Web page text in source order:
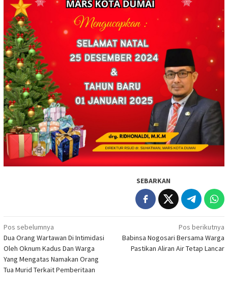
SEBARKAN
Navigasi
pos
Pos sebelumnya
Dua Orang Wartawan Di Intimidasi
Oleh Oknum Kadus Dan Warga
Yang Mengatas Namakan Orang
Tua Murid Terkait Pemberitaan
Pos berikutnya
Babinsa Nogosari Bersama Warga
Pastikan Aliran Air Tetap Lancar